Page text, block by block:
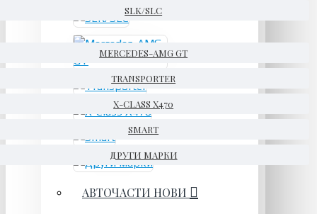
SLK/SLC
MERCEDES-AMG GT
TRANSPORTER
X-CLASS X470
SMART
ДРУГИ МАРКИ
АВТОЧАСТИ НОВИ